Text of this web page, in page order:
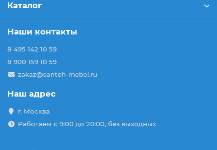
Каталог
Наши контакты
8 495 142 10 59
8 900 159 10 59
zakaz@santeh-mebel.ru
Наш адрес
г. Москва
Работаем с 9:00 до 20:00, без выходных